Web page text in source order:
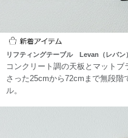
リフティングテーブル Levan（レバン
コンクリート調の天板とマット
さった25cmから72cmまで無段
ル。